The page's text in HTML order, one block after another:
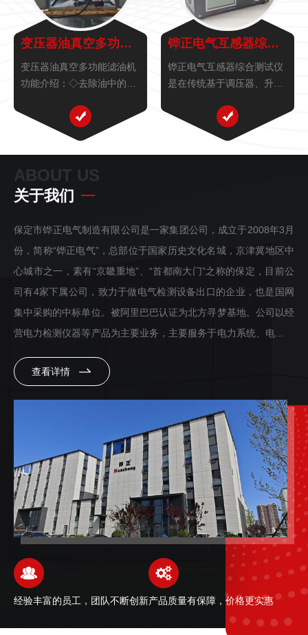
变压器油真空多功能滤油机
变压器油真空多功能滤油机
功能介绍：◇去除油中的水
体。◇去除油中的固态颗
粒。◇现场对变压器进行油
后，可保持真...
铧正电气互感器综合测试仪
铧正电气互感器综合测试仪
是在传统基于调压器、升压
性变比极性综合测试仪基础
上，广泛听取用户意见、经
关于我们
保定市铧正电气制造有限公司是一家集团公司，成立于2008年3月
份，简称“铧正电气”，总部位于国家历史文化名城，京津冀地区中
心城市之一，素有“京畿重地”、“首都南大门”之称的保定，目前公
司有4家下属公司，致力于做电气检测设备出口的企业，也是国网
集中采购的中标单位。被阿里巴巴认证为北方寻梦基地。公司以经
营电力检测仪器等产品为主要业务，主要服务于电力系统、电气化
华东、华中、...
查看详情
经验丰富的员工，团队不断创新产品质量有保障，价格更实惠